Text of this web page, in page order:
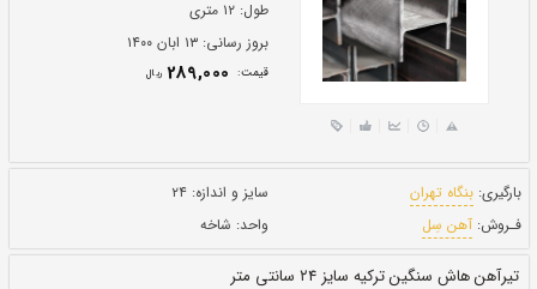
هاش سنگین ترک سایز 24
طول:
بروز رسانی:۱۳ ابان ۱۴۰۰